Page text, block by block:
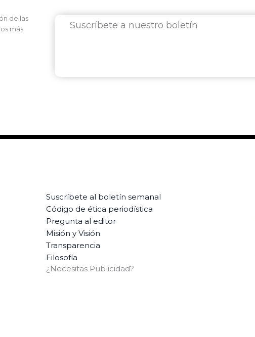
de las
más
Suscríbete a nuestro boletín
Suscríbete al boletín semanal
Código de ética periodística
Pregunta al editor
Misión y Visión
Transparencia
Filosofía
¿Necesitas Publicidad?